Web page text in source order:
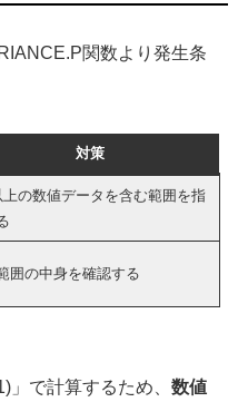
関数より発生条
対策
上の数値データを含む範囲を指
囲の中身を確認する
で計算するため、 数値